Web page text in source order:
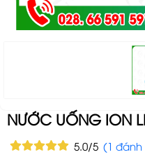
NƯỚC UỐNG ION
5.0/5 (1 đánh